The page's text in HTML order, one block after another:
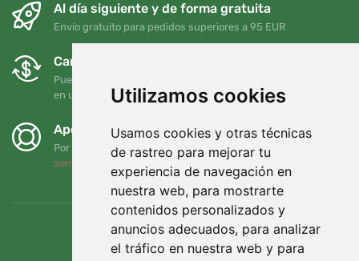
Utilizamos cookies
Usamos cookies y otras técnicas
de rastreo para mejorar tu
experiencia de navegación en
nuestra web, para mostrarte
contenidos personalizados y
anuncios adecuados, para analizar
el tráfico en nuestra web y para
Al día siguiente y de forma gratuita
Envío gratuito para pedidos superiores a 95 EUR
Cambios y devoluciones gratuitos
Puede devolver o cambiar su pedido en cualquier momento
en un plazo de 90 días
Apoyamos a Trees.org
Por cada pedido plantamos un árbol. Leer más
somos